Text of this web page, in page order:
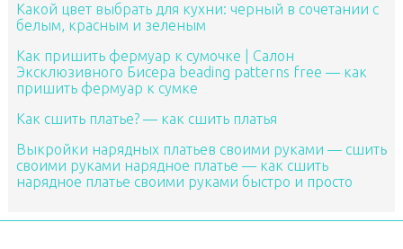
Какой цвет выбрать для кухни: черный в сочетании с
белым, красным и зеленым
Как пришить фермуар к сумочке | Салон
Эксклюзивного Бисера beading patterns free — как
пришить фермуар к сумке
Как сшить платье? — как сшить платья
Выкройки нарядных платьев своими руками — сшить
своими руками нарядное платье — как сшить
нарядное платье своими руками быстро и просто